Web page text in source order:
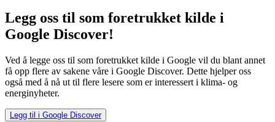
Legg oss til som foretrukket kilde i
Google Discover!
Ved å legge oss til som foretrukket kilde i Google vil du blant annet
få opp flere av sakene våre i Google Discover. Dette hjelper oss
også med å nå ut til flere lesere som er interessert i klima- og
energinyheter.
Legg til i Google Discover